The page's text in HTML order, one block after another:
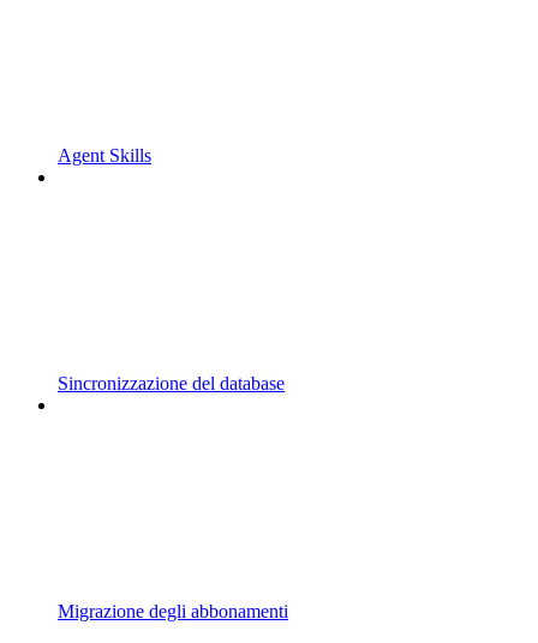
Agent Skills
Sincronizzazione del database
Migrazione degli abbonamenti